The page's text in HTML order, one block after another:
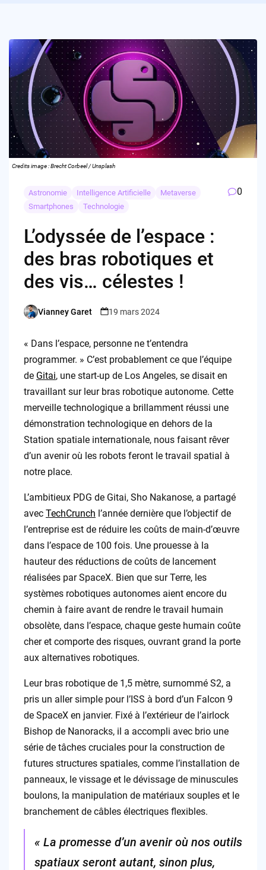
Credits image : Brecht Corbeel / Unsplash
Astronomie Intelligence Artificielle
Metaverse
Smartphones
Technologie
0
L’odyssée de l’espace :
des bras robotiques et
des vis… célestes !
Posted
Vianney Garet 19 mars 2024
« Dans l’espace, personne ne t’entendra
programmer. » C’est probablement ce que l’équipe
de Gitai, une start-up de Los Angeles, se disait en
travaillant sur leur bras robotique autonome. Cette
merveille technologique a brillamment réussi une
démonstration technologique en dehors de la
Station spatiale internationale, nous faisant rêver
d’un avenir où les robots feront le travail spatial à
notre place.
L’ambitieux PDG de Gitai, Sho Nakanose, a partagé
avec TechCrunch l’année dernière que l’objectif de
l’entreprise est de réduire les coûts de main-d’œuvre
dans l’espace de 100 fois. Une prouesse à la
hauteur des réductions de coûts de lancement
réalisées par SpaceX. Bien que sur Terre, les
systèmes robotiques autonomes aient encore du
chemin à faire avant de rendre le travail humain
obsolète, dans l’espace, chaque geste humain coûte
cher et comporte des risques, ouvrant grand la porte
aux alternatives robotiques.
Leur bras robotique de 1,5 mètre, surnommé S2, a
pris un aller simple pour l’ISS à bord d’un Falcon 9
de SpaceX en janvier. Fixé à l’extérieur de l’airlock
Bishop de Nanoracks, il a accompli avec brio une
série de tâches cruciales pour la construction de
futures structures spatiales, comme l’installation de
panneaux, le vissage et le dévissage de minuscules
boulons, la manipulation de matériaux souples et le
branchement de câbles électriques flexibles.
« La promesse d’un avenir où nos outils
spatiaux seront autant, sinon plus,